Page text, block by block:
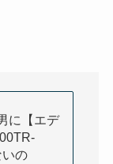
に【エデ
の